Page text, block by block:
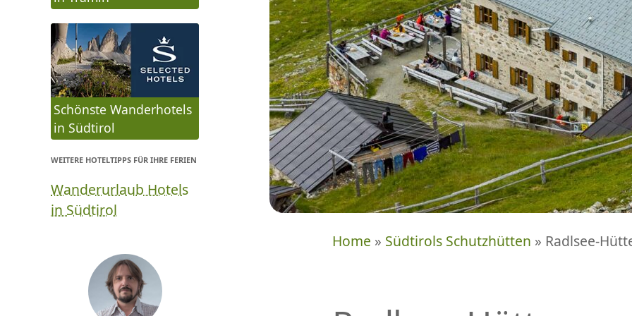
Home » Südtirols Schutzhütten » Radlsee-
Schönste Wanderhotels
in Südtirol
WEITERE HOTELTIPPS FÜR IHRE FERIEN
Wanderurlaub Hotels
in Südtirol